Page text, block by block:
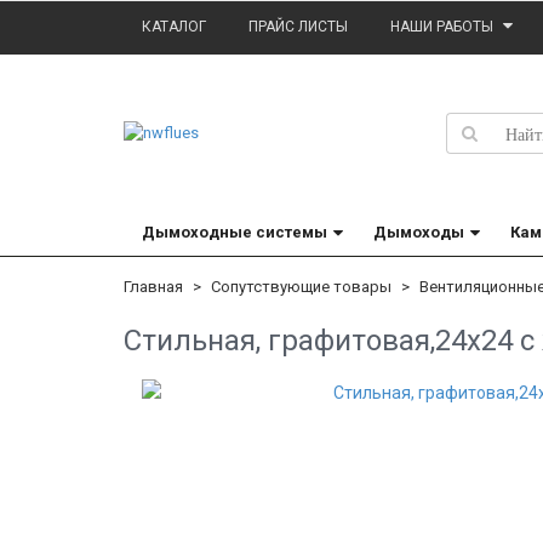
КАТАЛОГ ПРАЙС ЛИСТЫ НАШИ РАБОТЫ
Дымоходные системы Дымоходы
Главная Сопутствующие товары
Стильная, графитовая,24x24